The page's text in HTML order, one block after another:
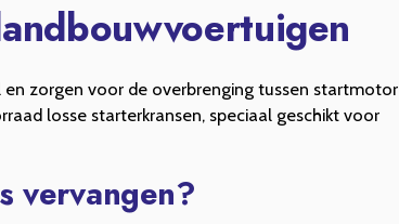
zorgen voor de overbrenging tussen startmotor
losse starterkransen, speciaal geschikt voor
vervangen?